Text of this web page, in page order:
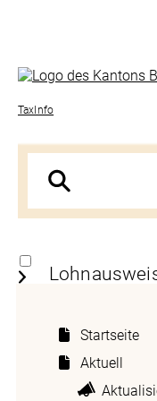
TaxInfo
Startseite
Aktuell
Jeder